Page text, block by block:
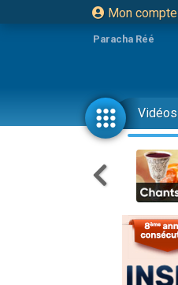
Mon compte
Paracha Réé
Vidéos